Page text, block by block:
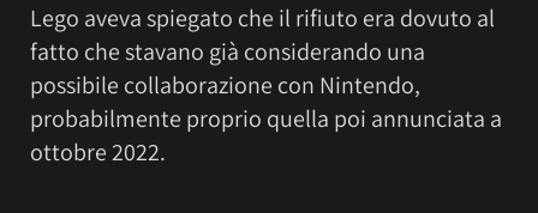
Lego aveva spiegato che il rifiuto era dovuto al
fatto che stavano già considerando una
possibile collaborazione con Nintendo,
probabilmente proprio quella poi annunciata a
ottobre 2022.